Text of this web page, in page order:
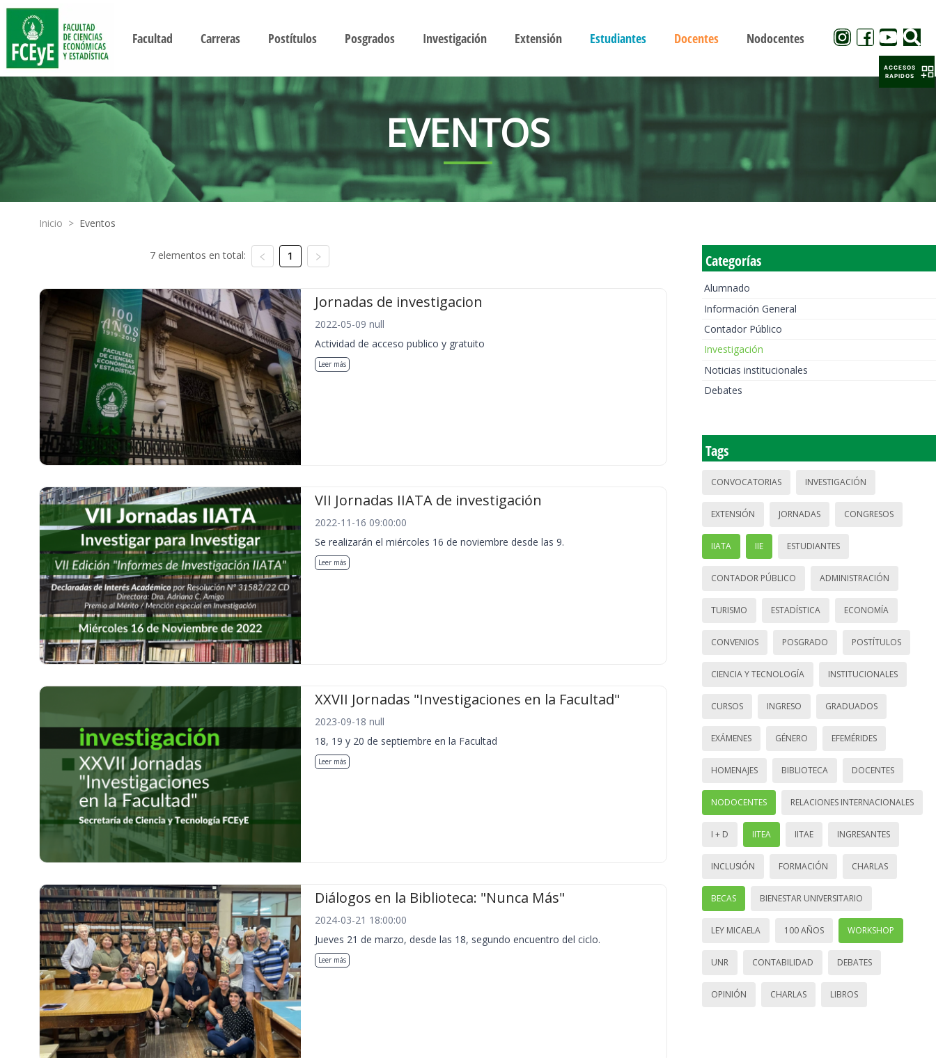
Facultad Carreras Postítulos Posgrados Investigación Extensión Estudiantes Docentes Nodocentes
EVENTOS
Inicio > Eventos
7 elementos en total: 1
Jornadas de investigacion
2022-05-09 null
Actividad de acceso publico y gratuito
Leer más
VII Jornadas IIATA de investigación
2022-11-16 09:00:00
Se realizarán el miércoles 16 de noviembre desde las 9.
Leer más
XXVII Jornadas "Investigaciones en la Facultad"
2023-09-18 null
18, 19 y 20 de septiembre en la Facultad
Leer más
Diálogos en la Biblioteca: "Nunca Más"
2024-03-21 18:00:00
Jueves 21 de marzo, desde las 18, segundo encuentro del ciclo.
Leer más
Categorías
Alumnado
Información General
Contador Público
Investigación
Noticias institucionales
Debates
Tags
CONVOCATORIAS INVESTIGACIÓN
EXTENSIÓN JORNADAS CONGRESOS
IIATA IIE ESTUDIANTES
CONTADOR PÚBLICO ADMINISTRACIÓN
TURISMO ESTADÍSTICA ECONOMÍA
CONVENIOS POSGRADO POSTÍTULOS
CIENCIA Y TECNOLOGÍA INSTITUCIONALES
CURSOS INGRESO GRADUADOS
EXÁMENES GÉNERO EFEMÉRIDES
HOMENAJES BIBLIOTECA DOCENTES
NODOCENTES RELACIONES INTERNACIONALES
I + D IITEA IITAE INGRESANTES
INCLUSIÓN FORMACIÓN CHARLAS
BECAS BIENESTAR UNIVERSITARIO
LEY MICAELA 100 AÑOS WORKSHOP
UNR CONTABILIDAD DEBATES
OPINIÓN CHARLAS LIBROS
ACCESOS
RAPIDOS